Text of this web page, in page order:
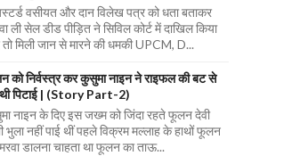
वसीयत और दान विलेख पत्र को धता बताकर
ली सेल डीड पीड़ित ने सिविल कोर्ट में दाखिल किया
तो मिली जान से मारने की धमकी UPCM, D...
को निर्वस्त्र कर कुसुमा नाइन ने राइफल की बट से
पिटाई | (Story Part-2)
नाइन के दिए इस जख्म को जिंदा रहते फूलन देवी
भुला नहीं पाई थीं पहले विक्रम मल्लाह के हाथों फूलन
डालना चाहता था फूलन का ताऊ...